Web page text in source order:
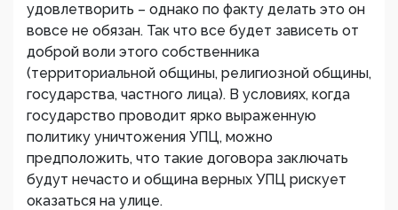
удовлетворить – однако по факту делать это он
вовсе не обязан. Так что все будет зависеть от
доброй воли этого собственника
(территориальной общины, религиозной общины,
государства, частного лица). В условиях, когда
государство проводит ярко выраженную
политику уничтожения УПЦ, можно
предположить, что такие договора заключать
будут нечасто и община верных УПЦ рискует
оказаться на улице.